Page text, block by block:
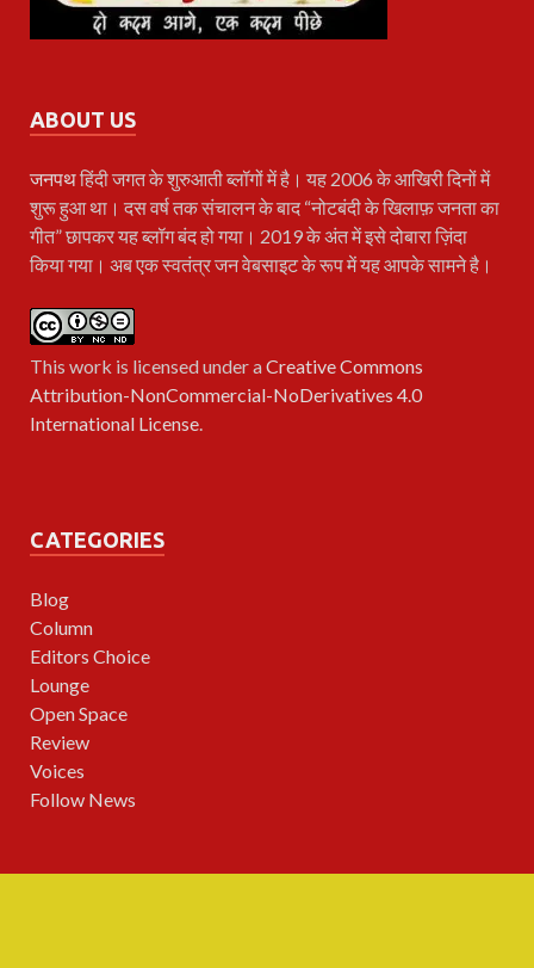
ABOUT US
जनपथहिंदी जगत के शुरुआती ब्लॉगों में है। यह 2006 के आखिरी दिनों में
शुरू हुआ था। दस वर्ष तक संचालन के बाद “नोटबंदी के खिलाफ़ जनता का
गीत” छापकर यह ब्लॉग बंद हो गया। 2019 के अंत में इसे दोबारा ज़िंदा
किया गया। अब एक स्वतंत्र जन वेबसाइट के रूप में यह आपके सामने है।
This work is licensed under aCreative Commons
Attribution-NonCommercial-NoDerivatives 4.0
International License
CATEGORIES
Blog
Column
Editors Choice
Lounge
Open Space
Review
Voices
Follow News